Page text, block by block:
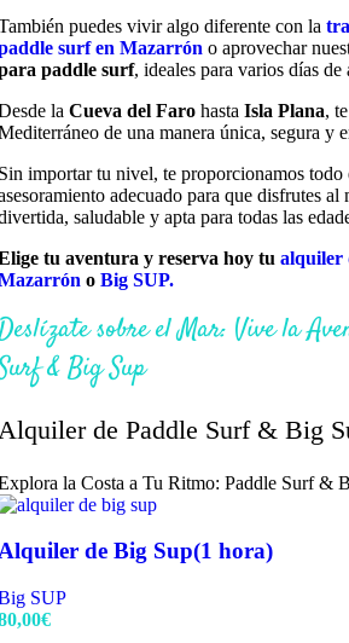
puedes vivir algo diferente con la
surf en Mazarrón o aprovechar
paddle surf, ideales para varios días de
la Cueva del Faro hasta Isla Plana,
de una manera única, segura y
importar tu nivel, te proporcionamos todo
adecuado para que disfrutes
saludable y apta para todas las
tu aventura y reserva hoy tu alquiler
o Big SUP.
sobre el Mar: Vive la
& Big Sup
de Paddle Surf & Big
la Costa a Tu Ritmo: Paddle Surf &
de Big Sup(1 hora)
SUP
€